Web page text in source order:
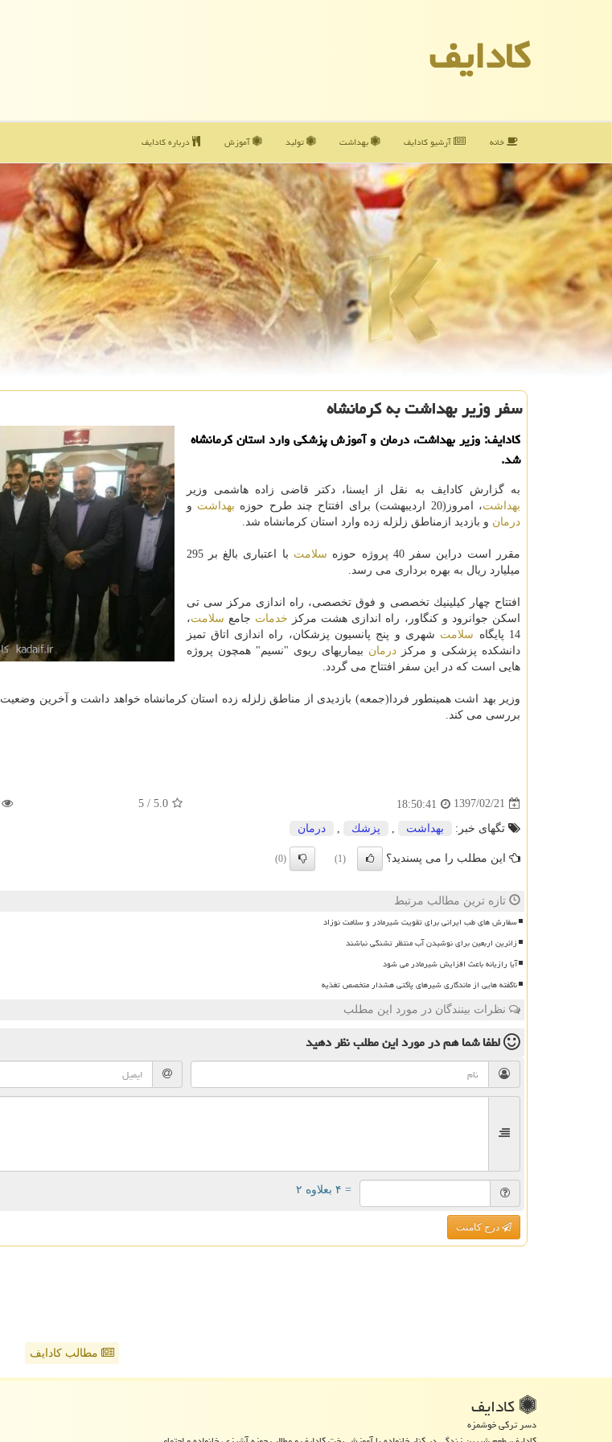
كادایف
خانه آرشیو كادایف بهداشت تولید آموزش درباره كادایف
سفر وزیر بهداشت به كرمانشاه
كادایف: وزیر بهداشت، درمان و آموزش پزشكی وارد استان كرمانشاه
شد.
به گزارش كادایف به نقل از ایسنا، دكتر قاضی زاده هاشمی وزیر
بهداشت، امروز(20 اردیبهشت) برای افتتاح چند طرح حوزه بهداشت و
درمان و بازدید ازمناطق زلزله زده وارد استان كرمانشاه شد.
مقرر است دراین سفر 40 پروژه حوزه سلامت
با اعتباری بالغ بر 295
میلیارد ریال به بهره برداری می رسد.
افتتاح چهار كیلینیك تخصصی و فوق تخصصی، راه اندازی مركز سی تی
اسكن جوانرود و كنگاور، راه اندازی هشت مركز خدمات جامع سلامت،
14 پایگاه
سلامت شهری و پنج پانسیون پزشكان، راه اندازی اتاق تمیز
دانشكده پزشكی و مركزدرمان بیماریهای ریوی "نسیم" همچون پروژه
هایی است كه در این سفر افتتاح می گردد.
وزیر بهد اشت همینطور فردا(جمعه) بازدیدی از مناطق زلزله زده استان كرمانشاه خواهد داشت و آخرین وضعیت
بررسی می كند.
1397/02/21
18:50:41
5.0
/
5
تگهای خبر: بهداشت , پزشك , درمان
این مطلب را می پسندید؟ (1)
(0)
تازه ترین مطالب مرتبط
سفارش های طب ایرانی برای تقویت شیرمادر و سلامت نوزاد
زائرین اربعین برای نوشیدن آب منتظر تشنگی نباشند
آیا رازیانه باعث افزایش شیرمادر می شود
ناگفته هایی از ماندگاری شیرهای پاکتی هشدار متخصص تغذیه
نظرات بینندگان در مورد این مطلب
لطفا شما همدر مورد این مطلبنظر دهید
= ۴ بعلاوه ۲
درج کامنت
مطالب کادایف
كادایف
دسر ترکی خوشمزه